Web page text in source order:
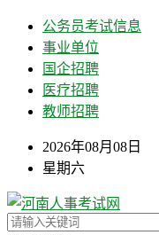
公务员考试信息
事业单位
国企招聘
医疗招聘
教师招聘
2026年08月08日
星期六